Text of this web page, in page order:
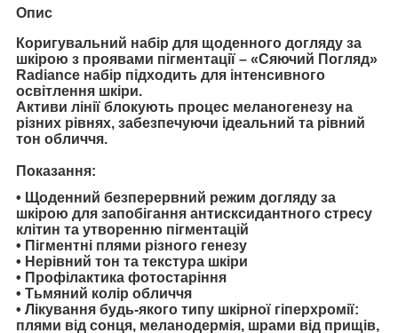
Опис
Коригувальний набір для щоденного догляду за
шкірою з проявами пігментації – «Сяючий Погляд»
Radiance набір підходить для інтенсивного
освітлення шкіри.
Активи лінії блокують процес меланогенезу на
різних рівнях, забезпечуючи ідеальний та рівний
тон обличчя.
Показання:
• Щоденний безперервний режим догляду за
шкірою для запобігання антисксидантного стресу
клітин та утворенню пігментацій
• Пігментні плями різного генезу
• Нерівний тон та текстура шкіри
• Профілактика фотостаріння
• Тьмяний колір обличчя
• Лікування будь-якого типу шкірної гіперхромії:
плями від сонця, меланодермія, шрами від прищів,